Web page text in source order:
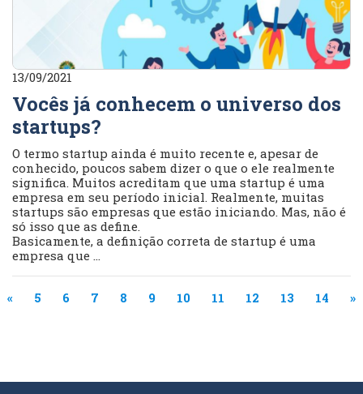
13/09/2021
Vocês já conhecem o universo dos
startups?
O termo startup ainda é muito recente e, apesar de
conhecido, poucos sabem dizer o que o ele realmente
significa. Muitos acreditam que uma startup é uma
empresa em seu período inicial. Realmente, muitas
startups são empresas que estão iniciando. Mas, não é
só isso que as define.
Basicamente, a definição correta de startup é uma
empresa que ...
« 5 6 7 8 9 10 11 12 13 14 »